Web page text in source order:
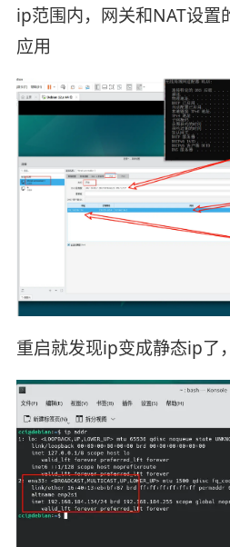
ip范围内，网关和NAT设置
应用
重启就发现ip变成静态ip了